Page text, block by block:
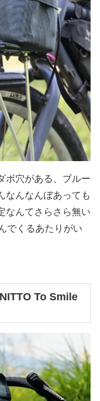
ボ穴がある、ブルー
なんなんぼあっても
なんてさらさら無い
でくるあたりがい
To Smile